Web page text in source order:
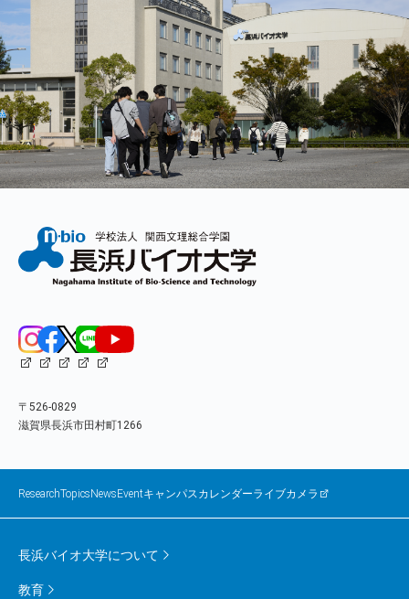
〒526-0829
滋賀県長浜市田村町1266
ResearchTopicsNewsEventキャンパスカレンダーライブカメラ
長浜バイオ大学について
教育